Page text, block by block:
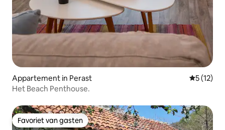
Appartement in Perast
5 (12)
Het Beach Penthouse.
Favoriet van gasten
Favoriet van gasten